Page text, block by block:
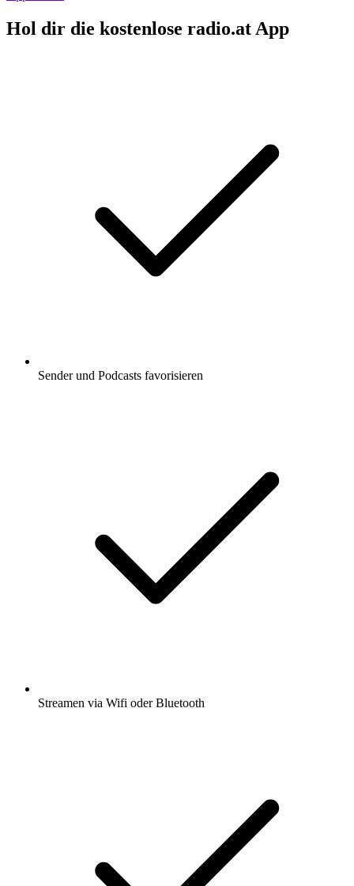
Hol dir die kostenlose radio.at App
Sender und Podcasts favorisieren
Streamen via Wifi oder Bluetooth